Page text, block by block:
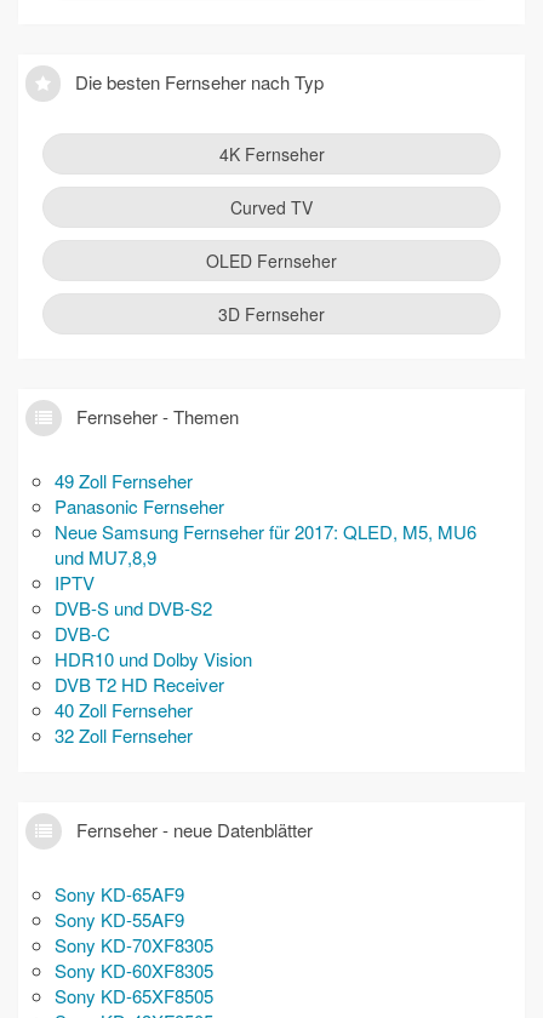
Die besten Fernseher nach Typ
4K Fernseher
Curved TV
OLED Fernseher
3D Fernseher
Fernseher - Themen
49 Zoll Fernseher
Panasonic Fernseher
Neue Samsung Fernseher für 2017: QLED, M5, MU6
und MU7,8,9
IPTV
DVB-S und DVB-S2
DVB-C
HDR10 und Dolby Vision
DVB T2 HD Receiver
40 Zoll Fernseher
32 Zoll Fernseher
Fernseher - neue Datenblätter
Sony KD-65AF9
Sony KD-55AF9
Sony KD-70XF8305
Sony KD-60XF8305
Sony KD-65XF8505